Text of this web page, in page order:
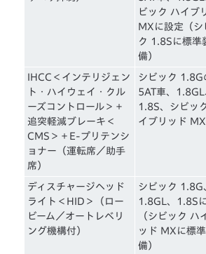
ビック ハイブ
MXに設定（シ
ク 1.8Sに標準
備）
IHCC＜インテリジェン
ト・ハイウェイ・クル
ーズコントロール＞＋
追突軽減ブレーキ＜
CMS＞＋E-プリテンシ
ョナー（運転席／助手
席）
シビック 1.8G
5AT車、1.8GL
1.8S、シビッ
イブリッド MX
ディスチャージヘッド
ライト＜HID＞（ロー
ビーム／オートレベリ
ング機構付）
シビック 1.8G
1.8GL、1.8S
（シビック ハ
ッド MXに標
備）